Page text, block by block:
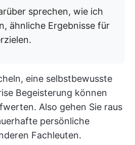
sprechen, wie ich
ähnliche Ergebnisse für
eine selbstbewusste
Begeisterung können
Also gehen Sie raus
persönliche
Fachleuten.